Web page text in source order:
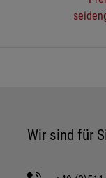
Wir sind für